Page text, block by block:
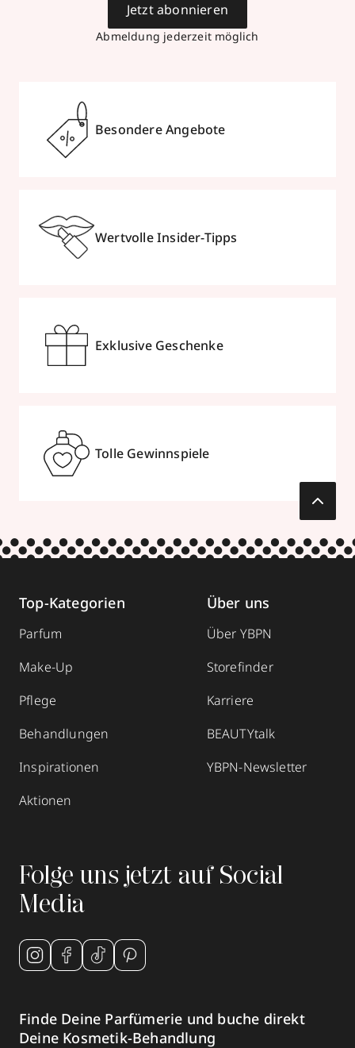
Abmeldung jederzeit möglich
Jetzt abonnieren
Besondere Angebote
Wertvolle Insider-Tipps
Exklusive Geschenke
Tolle Gewinnspiele
Top-Kategorien
Parfum
Make-Up
Pflege
Behandlungen
Inspirationen
Aktionen
Über uns
Über YBPN
Storefinder
Karriere
BEAUTYtalk
YBPN-Newsletter
Folge uns jetzt auf Social
Media
Finde Deine Parfümerie und buche direkt
Deine Kosmetik-Behandlung